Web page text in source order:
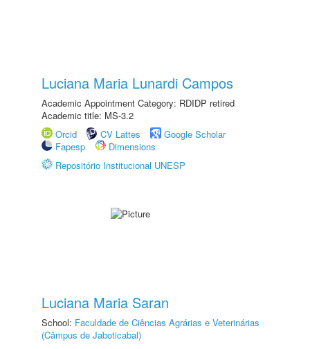
Luciana Maria Lunardi Campos
Academic Appointment Category: RDIDP retired
Academic title: MS-3.2
Orcid
CV Lattes
Google Scholar
Fapesp
Dimensions
Repositório Institucional UNESP
Luciana Maria Saran
School: Faculdade de Ciências Agrárias e Veterinárias
(Câmpus de Jaboticabal)